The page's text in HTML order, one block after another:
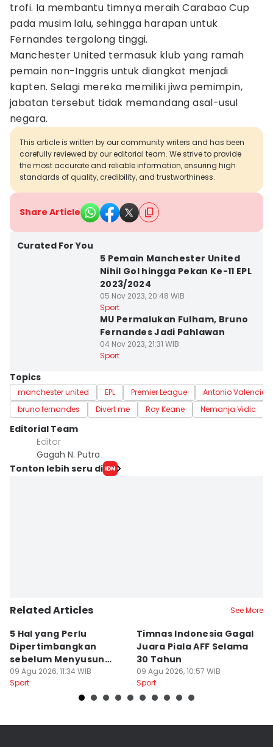
trofi. Ia membantu timnya meraih Carabao Cup
pada musim lalu, sehingga harapan untuk
Fernandes tergolong tinggi.
Manchester United termasuk klub yang ramah
pemain non-Inggris untuk diangkat menjadi
kapten. Selagi mereka memiliki jiwa pemimpin,
jabatan tersebut tidak memandang asal-usul
negara.
This article is written by our community writers and has been
carefully reviewed by our editorial team. We strive to provide
the most accurate and reliable information, ensuring high
standards of quality, credibility, and trustworthiness.
Share Article
Curated For You
5 Pemain Manchester United
Nihil Gol hingga Pekan Ke-11 EPL
2023/2024
05 Nov 2023, 20:48 WIB
Sport
MU Permalukan Fulham, Bruno
Fernandes Jadi Pahlawan
04 Nov 2023, 21:31 WIB
Sport
Topics
manchester united EPL Premier League
Antonio Valencia
bruno fernandes
Divert me Roy Keane Nemanja Vidic
Editorial Team
Editor
Gagah N. Putra
Tonton lebih seru di
Related Articles See More
5 Hal yang Perlu
Dipertimbangkan
sebelum Menyusun
Program Gym
09 Agu 2026, 11:34 WIB
Sport
Timnas Indonesia Gagal
Juara Piala AFF Selama
30 Tahun
09 Agu 2026, 10:57 WIB
Sport